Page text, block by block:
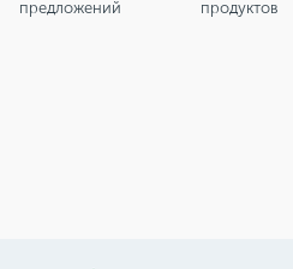
предложений
продуктов